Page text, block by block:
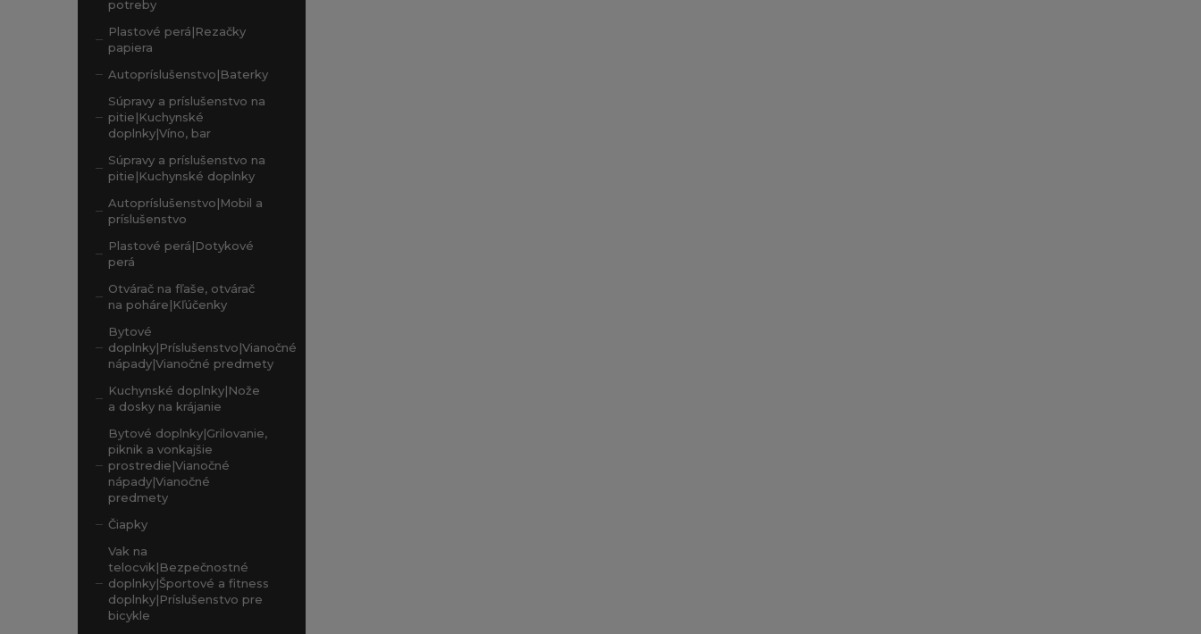
potreby
Plastové perá|Rezačky
papiera
Autopríslušenstvo|Baterky
Súpravy a príslušenstvo na
pitie|Kuchynské
doplnky|Víno, bar
Súpravy a príslušenstvo na
pitie|Kuchynské doplnky
Autopríslušenstvo|Mobil a
príslušenstvo
Plastové perá|Dotykové
perá
Otvárač na fľaše, otvárač
na poháre|Kľúčenky
Bytové
doplnky|Príslušenstvo|Vianočné
nápady|Vianočné predmety
Kuchynské doplnky|Nože
a dosky na krájanie
Bytové doplnky|Grilovanie,
piknik a vonkajšie
prostredie|Vianočné
nápady|Vianočné
predmety
Čiapky
Vak na
telocvik|Bezpečnostné
doplnky|Športové a fitness
doplnky|Príslušenstvo pre
bicykle